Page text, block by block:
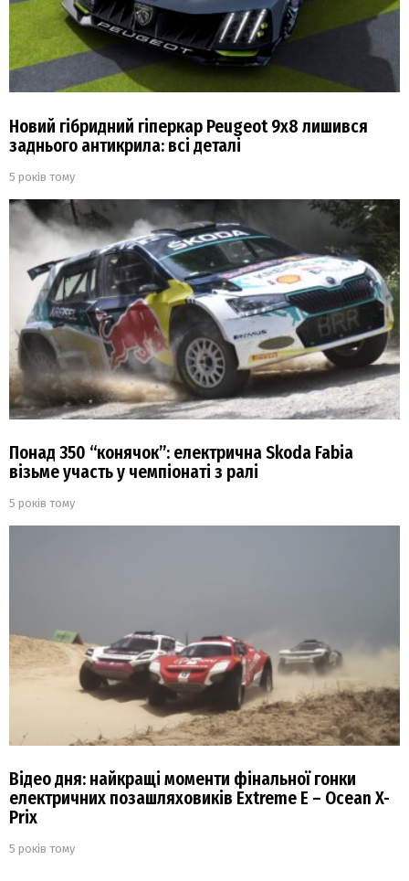
Новий гібридний гіперкар Peugeot 9х8 лишився
заднього антикрила: всі деталі
5 років тому
Понад 350 “конячок”: електрична Skoda Fabia
візьме участь у чемпіонаті з ралі
5 років тому
Відео дня: найкращі моменти фінальної гонки
електричних позашляховиків Extreme E – Ocean X-
Prix
5 років тому